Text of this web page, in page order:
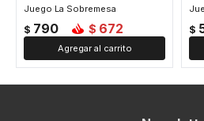
Juego La Sobremesa
$ 790 $ 672 $